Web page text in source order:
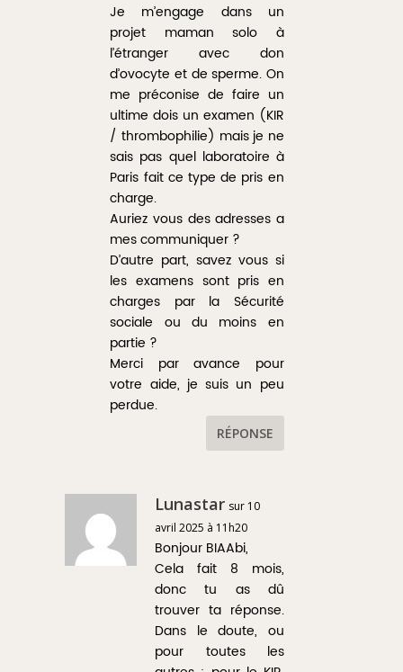
Je m’engage dans un
projet maman solo à
l’étranger avec don
d’ovocyte et de sperme. On
me préconise de faire un
ultime dois un examen (KIR
/ thrombophilie) mais je ne
sais pas quel laboratoire à
Paris fait ce type de pris en
charge.
Auriez vous des adresses a
mes communiquer ?
D’autre part, savez vous si
les examens sont pris en
charges par la Sécurité
sociale ou du moins en
partie ?
Merci par avance pour
votre aide, je suis un peu
perdue.
RÉPONSE
Lunastar sur 10
avril 2025 à 11h20
Bonjour BIAAbi,
Cela fait 8 mois,
donc tu as dû
trouver ta réponse.
Dans le doute, ou
pour toutes les